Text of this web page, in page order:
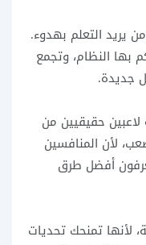
يريد التعلم بهدوء.
بها النظام، وتجمع
جديدة.
حقيقيين من
لأن المنافسين
أفضل طرق
لأنها تمنحك تحديات